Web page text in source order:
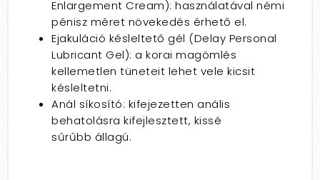
Enlargement Cream): használatával némi
pénisz méret növekedés érhető el.
Ejakuláció késleltető gél (Delay Personal
Lubricant Gel): a korai magömlés
kellemetlen tüneteit lehet vele kicsit
késleltetni.
Anál síkosító: kifejezetten anális
behatolásra kifejlesztett, kissé
sűrűbb állagú.